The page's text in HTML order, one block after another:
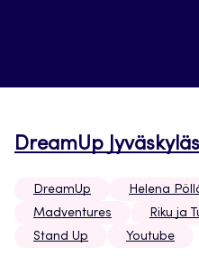
DreamUp
DreamUp Helena
Madventures
Riku ja
Stand Up
Youtube